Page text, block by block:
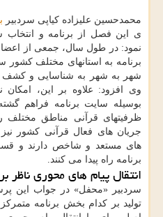
محمدحسین علیزاده کیاپی سردبیر
ی این فصل از برنامه و انتخاب
نمود: در طول سال، جمعی از
برنامه به استانهای مختلف
شهر به شهر به شناسایی و کشف
وی افزود: علاوه بر این،
بوسیله سایت برنامه فراهم
ظرفیتهای قرآنی مناطق مختلف
جریان های فعال قرآنی کشور
های مستعد و شاخص دارند و
برنامه راه پیدا می کنند.
انتقال پیام های محوری ناظر
سردبیر «محفل» در جواب این
تولید بر کدام بخش برنامه